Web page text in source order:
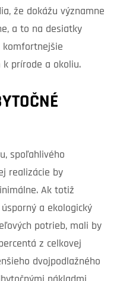
že dokážu významne
a to na desiatky
komfortnejšie
prírode a okoliu.
spoľahlivého
realizácie by
Ak totiž
a ekologický
potrieb, mali by
z celkovej
dvojpodlažného